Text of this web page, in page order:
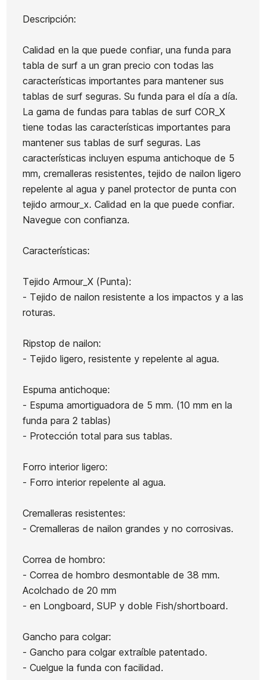
Descripción:
Calidad en la que puede confiar, una funda para
tabla de surf a un gran precio con todas las
características importantes para mantener sus
tablas de surf seguras. Su funda para el día a día.
La gama de fundas para tablas de surf COR_X
tiene todas las características importantes para
mantener sus tablas de surf seguras. Las
características incluyen espuma antichoque de 5
mm, cremalleras resistentes, tejido de nailon ligero
repelente al agua y panel protector de punta con
tejido armour_x. Calidad en la que puede confiar.
Navegue con confianza.
Características:
Tejido Armour_X (Punta):
- Tejido de nailon resistente a los impactos y a las
roturas.
Ripstop de nailon:
- Tejido ligero, resistente y repelente al agua.
Espuma antichoque:
- Espuma amortiguadora de 5 mm. (10 mm en la
funda para 2 tablas)
- Protección total para sus tablas.
Forro interior ligero:
- Forro interior repelente al agua.
Cremalleras resistentes:
- Cremalleras de nailon grandes y no corrosivas.
Correa de hombro:
- Correa de hombro desmontable de 38 mm.
Acolchado de 20 mm
- en Longboard, SUP y doble Fish/shortboard.
Gancho para colgar:
- Gancho para colgar extraíble patentado.
- Cuelgue la funda con facilidad.
Marca Ocean Earth
ReferenciaOE-FUTAX55827
En stock 5 Artículos
Ean13 21104580
Quillas
FCSII
Carver
Neo
Glass
Sage
Tri Fins
Quillas
FCSII
Performer
Neo
Glass
Pacific Tri
Azul
Quillas
FCS II
Performer
Neo
Glass Tri
Fins
Quillas Futures JJ
Florence Alpha
Carbon
85,00 € 85,00 € 85,00 €